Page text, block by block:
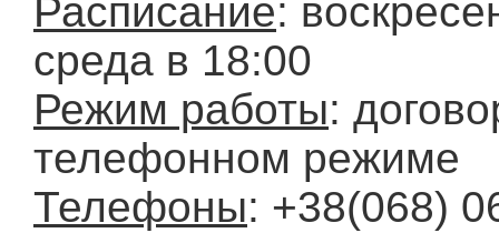
Расписание:
среда в 18:00
Режим работы:
телефонном режиме
Телефоны: +38(068)